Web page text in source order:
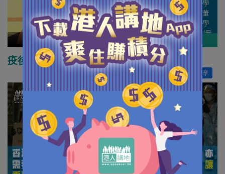
劉炳章
工作小組召集人。曾任香港測量師學
會會長、市區重建局董事會非執行董
事、港鐵非執行董事、香港城市大學
校董會成員和香港立法會(建築、測量
及都市規劃界)議員等公職。
作者其他博評
疫後重建須着重「兩制」銜接
分享
讚好 5